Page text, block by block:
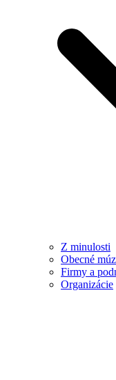
Z minulosti
Obecné
Firmy a
Organizácie